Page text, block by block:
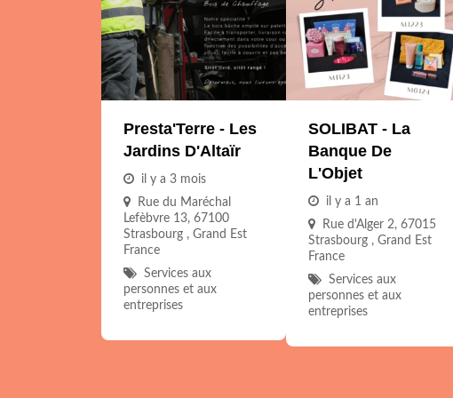
Presta'Terre - Les
Jardins D'Altaïr
il y a 3 mois
Rue du Maréchal
Lefèbvre 13, 67100
Strasbourg , Grand Est
France
Services aux
personnes et aux
entreprises
SOLIBAT - La
Banque De
L'Objet
il y a 1 an
Rue d'Alger 2, 67015
Strasbourg , Grand Est
France
Services aux
personnes et aux
entreprises